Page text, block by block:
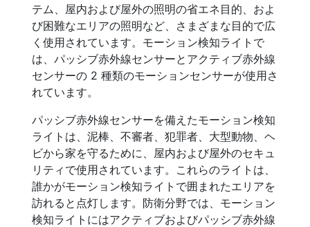
テム、屋内および屋外の照明の省エネ目的、およ
び困難なエリアの照明など、さまざまな目的で広
く使用されています。モーション検知ライトで
は、パッシブ赤外線センサーとアクティブ赤外線
センサーの 2 種類のモーションセンサーが使用さ
れています。
パッシブ赤外線センサーを備えたモーション検知
ライトは、泥棒、不審者、犯罪者、大型動物、ヘ
ビから家を守るために、屋内および屋外のセキュ
リティで使用されています。これらのライトは、
誰かがモーション検知ライトで囲まれたエリアを
訪れると点灯します。防衛分野では、モーション
検知ライトにはアクティブおよびパッシブ赤外線